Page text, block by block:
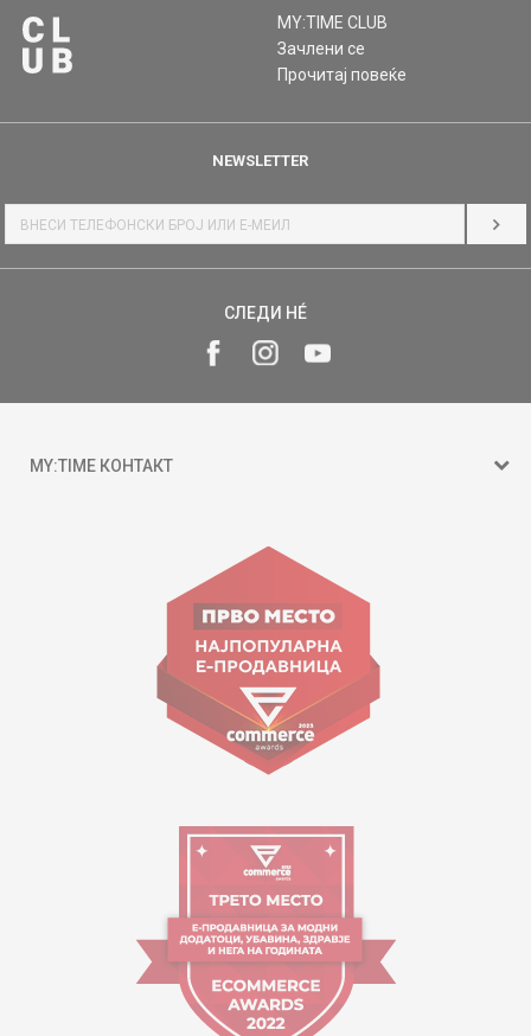
MY:TIME CLUB
Зачлени се
Прочитај повеќе
NEWSLETTER
СЛЕДИ НÉ
MY:TIME КОНТАКТ
ул. Гоце Николовски бр.74 Скопје
contact@mytime.mk
Работно време:
09:00 до 17:00